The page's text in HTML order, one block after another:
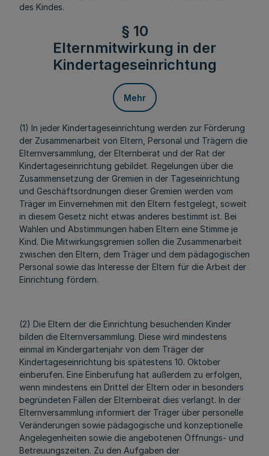
des Kindes.
§ 10
Elternmitwirkung in der
Kindertageseinrichtung
Mehr
(1) In jeder Kindertageseinrichtung werden zur Förderung
der Zusammenarbeit von Eltern, Personal und Trägern die
Elternversammlung, der Elternbeirat und der Rat der
Kindertageseinrichtung gebildet. Regelungen über die
Zusammensetzung der Gremien in der Tageseinrichtung
und Geschäftsordnungen dieser Gremien werden vom
Träger im Einvernehmen mit den Eltern festgelegt, soweit
in diesem Gesetz nicht etwas anderes bestimmt ist. Bei
Wahlen und Abstimmungen haben Eltern eine Stimme je
Kind. Die Mitwirkungsgremien sollen die Zusammenarbeit
zwischen den Eltern, dem Träger und dem pädagogischen
Personal sowie das Interesse der Eltern für die Arbeit der
Einrichtung fördern.
(2) Die Eltern der die Einrichtung besuchenden Kinder
bilden die Elternversammlung. Diese wird mindestens
einmal im Kindergartenjahr von dem Träger der
Kindertageseinrichtung bis spätestens 10. Oktober
einberufen. Eine Einberufung hat außerdem zu erfolgen,
wenn mindestens ein Drittel der Eltern oder in besonders
begründeten Fällen der Elternbeirat dies verlangt. In der
Elternversammlung informiert der Träger über personelle
Veränderungen sowie pädagogische und konzeptionelle
Angelegenheiten sowie die angebotenen Öffnungs- und
Betreuungszeiten. Zu den Aufgaben der